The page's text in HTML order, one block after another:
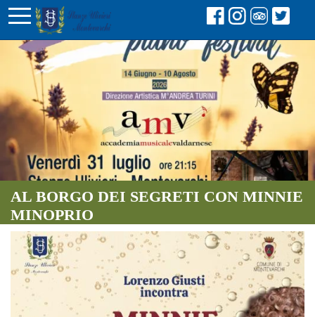
AL BORGO DEI SEGRETI CON MINNIE
MINOPRIO